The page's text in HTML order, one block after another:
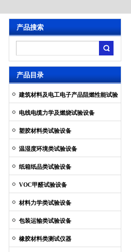
产品搜索
产品目录
建筑材料及电工电子产品阻燃性能试验
电线电缆力学及燃烧试验设备
塑胶材料类试验设备
温湿度环境类试验设备
纸箱纸品类试验设备
VOC甲醛试验设备
材料力学类试验设备
包装运输类试验设备
橡胶材料类测试仪器